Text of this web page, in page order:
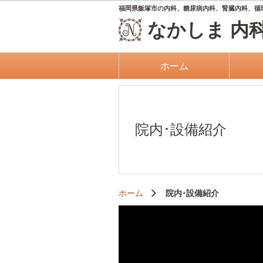
福岡県飯塚市の内科、糖尿病内科、腎臓内科、
なかしま 内
ホーム
院内･設備紹介
ホーム 院内･設備紹介